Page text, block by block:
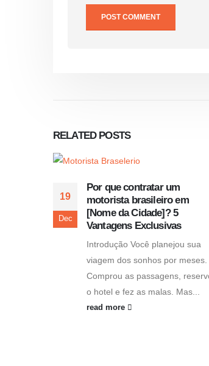
RELATED POSTS
19
Dec
Por que contratar um
motorista brasileiro em
[Nome da Cidade]? 5
Vantagens Exclusivas
Introdução Você planejou sua
viagem dos sonhos por meses.
Comprou as passagens,
o hotel e fez as malas. Mas...
read more